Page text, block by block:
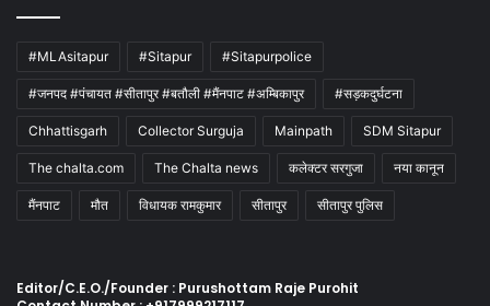
#MLAsitapur #Sitapur #Sitapurpolice
#जनपद #पंचायत #सीतापुर #बतौली #मैंनपाट #अम्बिकापुर #सड़कदुर्घटना
Chhattisgarh Collector Surguja Mainpath SDM Sitapur
The chalta.com The Chalta news कलेक्टर सरगुजा नया कानून
मैंनपाट मौत विधायक रामकुमार सीतापुर सीतापुर पुलिस
Editor/C.E.O./Founder : Purushottam Raje Purohit